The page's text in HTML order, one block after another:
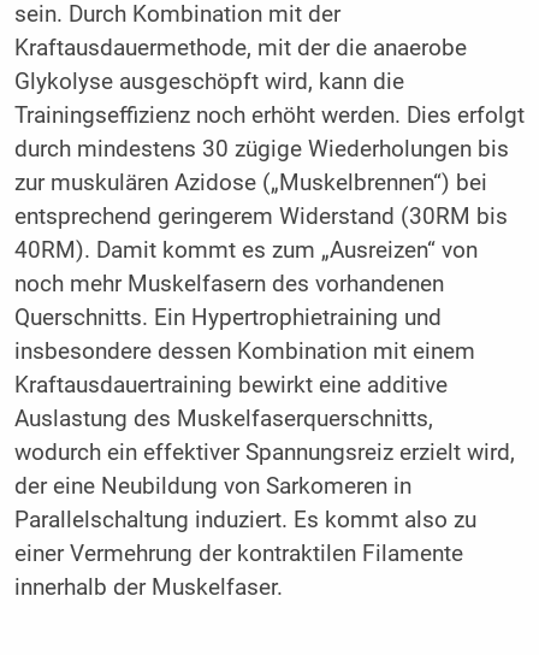
sein. Durch Kombination mit der
Kraftausdauermethode, mit der die anaerobe
Glykolyse ausgeschöpft wird, kann die
Trainingseffizienz noch erhöht werden. Dies erfolgt
durch mindestens 30 zügige Wiederholungen bis
zur muskulären Azidose („Muskelbrennen“) bei
entsprechend geringerem Widerstand (30RM bis
40RM). Damit kommt es zum „Ausreizen“ von
noch mehr Muskelfasern des vorhandenen
Querschnitts. Ein Hypertrophietraining und
insbesondere dessen Kombination mit einem
Kraftausdauertraining bewirkt eine additive
Auslastung des Muskelfaserquerschnitts,
wodurch ein effektiver Spannungsreiz erzielt wird,
der eine Neubildung von Sarkomeren in
Parallelschaltung induziert. Es kommt also zu
einer Vermehrung der kontraktilen Filamente
innerhalb der Muskelfaser.